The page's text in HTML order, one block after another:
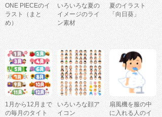
ONE PIECEのイ
ラスト（まと
め）
いろいろな夏の
イメージのライ
ン素材
夏のイラスト
「向日葵」
1月から12月まで
の毎月のタイト
いろいろな顔ア
イコン
扇風機を服の中
に入れる人のイ